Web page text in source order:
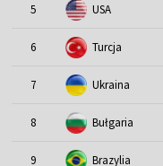
5 USA
6 Turcja
7 Ukraina
8 Bułgaria
9 Brazylia